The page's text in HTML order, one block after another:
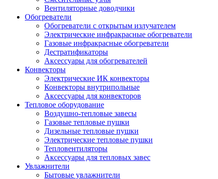
Вентиляторные доводчики
Обогреватели
Обогреватели с открытым излучателем
Электрические инфракрасные обогреватели
Газовые инфракрасные обогреватели
Дестратификаторы
Аксессуары для обогревателей
Конвекторы
Электрические ИК конвекторы
Конвекторы внутрипольные
Аксессуары для конвекторов
Тепловое оборудование
Воздушно-тепловые завесы
Газовые тепловые пушки
Дизельные тепловые пушки
Электрические тепловые пушки
Тепловентиляторы
Аксессуары для тепловых завес
Увлажнители
Бытовые увлажнители